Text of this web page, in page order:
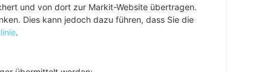
und von dort zur Markit-Website übertragen.
Dies kann jedoch dazu führen, dass Sie die
.